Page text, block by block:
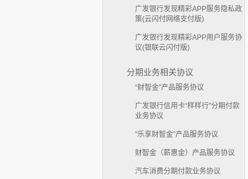
广发银行发现精彩APP服务隐私政
策(云闪付网络支付版)
广发银行发现精彩APP用户服务协
议(银联云闪付版)
分期业务相关协议
“财智金”产品服务协议
广发银行信用卡“样样行”分期付款
业务协议
”乐享财智金”产品服务协议
财智金（薪惠金）产品服务协议
汽车消费分期付款业务协议